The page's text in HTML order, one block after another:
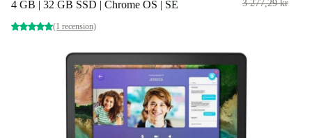
4 GB | 32 GB SSD | Chrome OS | SE
(1 recension)
3 277,29 kr